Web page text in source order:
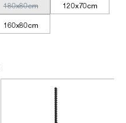
180x80cm 120x70cm
160x80cm